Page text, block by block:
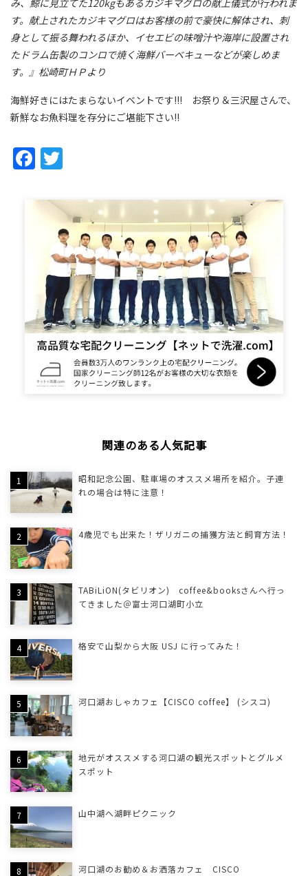
み、鯨に見立てた120kgもあるカジキマグロの献上儀式が行われま
す。献上されたカジキマグロはお客様の前で豪快に解体され、刺
身として振る舞われるほか、イセエビの味噌汁や海岸に設置され
たドラム缶製のコンロで焼く海鮮バーベキューなどが楽しめま
す。』松崎町ＨＰより
海鮮好きにはたまらないイベントです!!! お祭り＆三沢屋さんで、
新鮮なお魚料理を存分にご堪能下さい!!
Facebook
関連のある人気記事
昭和記念公園、駐車場のオススメ場所を紹介。子連
れの場合は特に注意！
4歳児でも出来た！ザリガニの捕獲方法と飼育方法！
TABiLiON(タビリオン) coffee&booksさんへ行っ
てきました＠富士河口湖町小立
格安で山梨から大阪 USJ に行ってみた！
河口湖おしゃカフェ【CISCO coffee】 (シスコ)
地元がオススメする河口湖の観光スポットとグルメ
スポット
山中湖へ湖畔ピクニック
河口湖のお勧め＆お洒落カフェ CISCO